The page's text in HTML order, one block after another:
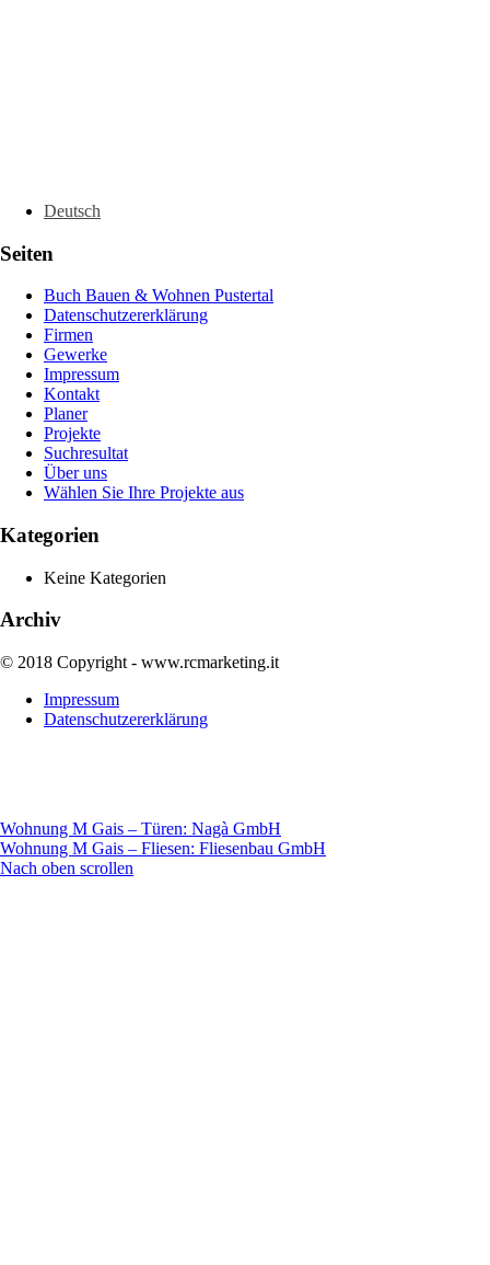
Deutsch
Seiten
Buch Bauen & Wohnen Pustertal
Datenschutzererklärung
Firmen
Gewerke
Impressum
Kontakt
Planer
Projekte
Suchresultat
Über uns
Wählen Sie Ihre Projekte aus
Kategorien
Keine Kategorien
Archiv
© 2018 Copyright - www.rcmarketing.it
Impressum
Datenschutzererklärung
Wohnung M Gais – Türen: Nagà GmbH
Wohnung M Gais – Fliesen: Fliesenbau GmbH
Nach oben scrollen